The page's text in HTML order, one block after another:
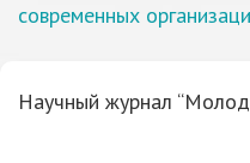
современных
Научный журнал